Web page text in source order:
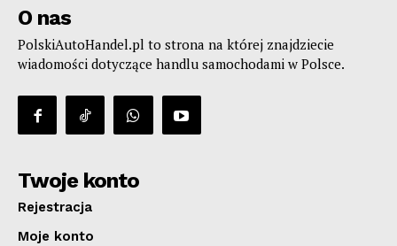
O nas
PolskiAutoHandel.pl to strona na której znajdziecie
wiadomości dotyczące handlu samochodami w Polsce.
Twoje konto
Rejestracja
Moje konto